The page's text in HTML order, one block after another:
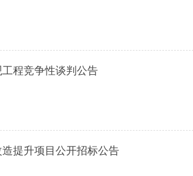
程竞争性谈判公告
提升项目公开招标公告